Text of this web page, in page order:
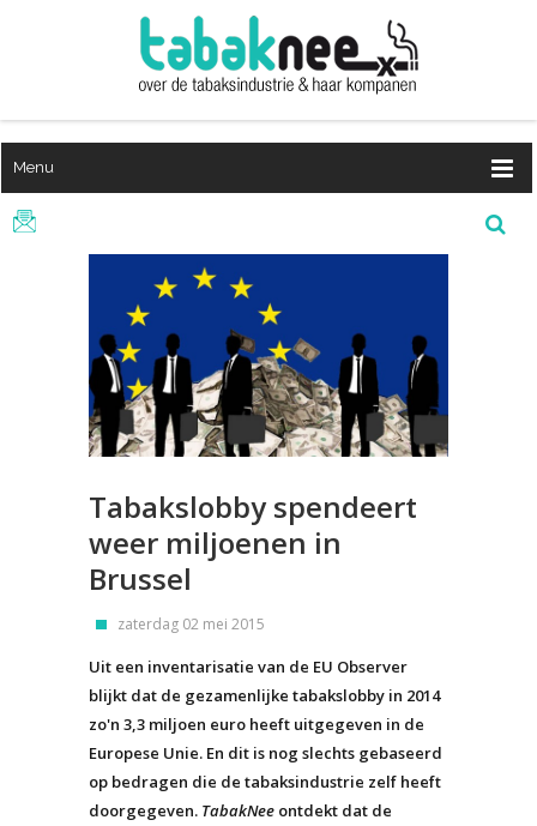
Menu
Tabakslobby spendeert
weer miljoenen in
Brussel
zaterdag 02 mei 2015
Uit een inventarisatie van de EU Observer
blijkt dat de gezamenlijke tabakslobby in 2014
zo'n 3,3 miljoen euro heeft uitgegeven in de
Europese Unie. En dit is nog slechts gebaseerd
op bedragen die de tabaksindustrie zelf heeft
doorgegeven. TabakNee ontdekt dat de